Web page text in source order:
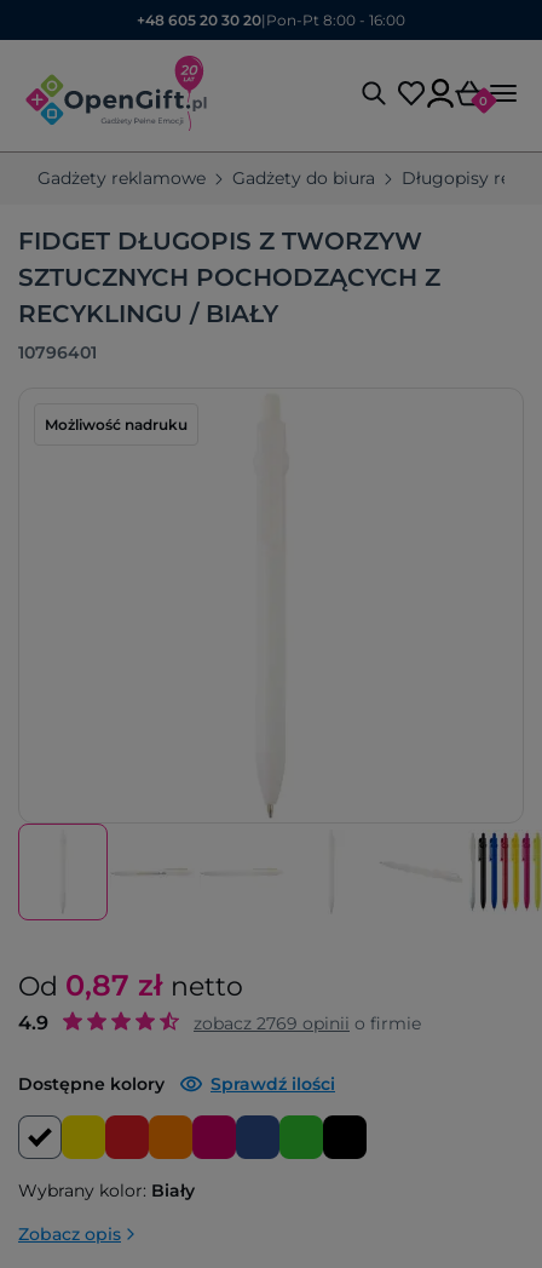
+48 605 20 30 20| Pon-Pt 8:00 - 16:00
0
Gadżety reklamowe Gadżety do biura Długopisy
FIDGET DŁUGOPIS Z TWORZYW
SZTUCZNYCH POCHODZĄCYCH Z
RECYKLINGU / BIAŁY
10796401
Możliwość nadruku
Od 0,87 zł netto
4.9 zobacz 2769 opinii o firmie
Dostępne kolory Sprawdź ilości
Wybrany kolor: Biały
Zobacz opis